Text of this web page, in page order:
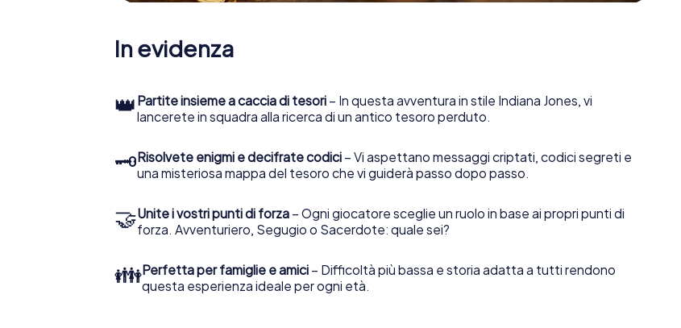
In evidenza
👑 Partite insieme a caccia di tesori – In questa avventura in stile Indiana Jones, vi
lancerete in squadra alla ricerca di un antico tesoro perduto.
🗝Risolvete enigmi e decifrate codici – Vi aspettano messaggi criptati, codici segreti e
una misteriosa mappa del tesoro che vi guiderà passo dopo passo.
🤝Unite i vostri punti di forza – Ogni giocatore sceglie un ruolo in base ai propri punti di
forza. Avventuriero, Segugio o Sacerdote: quale sei?
👪Perfetta per famiglie e amici – Difficoltà più bassa e storia adatta a tutti rendono
questa esperienza ideale per ogni età.